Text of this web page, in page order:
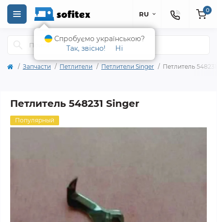
RU 0
Запчасти Петлители Петлители Singer Петлитель
Петлитель 548231 Singer
Популярный
Спробуємо українською?
Так, звісно!
Ні